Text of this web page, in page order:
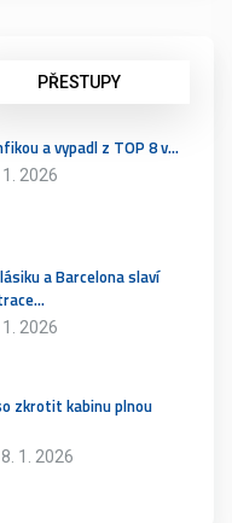
PŘESTUPY
a vypadl z TOP 8 v…
1. 2026
a Barcelona slaví
1. 2026
zkrotit kabinu plnou
8. 1. 2026